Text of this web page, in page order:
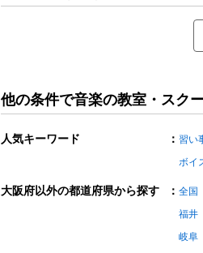
他の条件で音楽の教室・スク
人気キーワード ： 習い
ボイ
大阪府以外の都道府県から探す ： 全国
福井
岐阜